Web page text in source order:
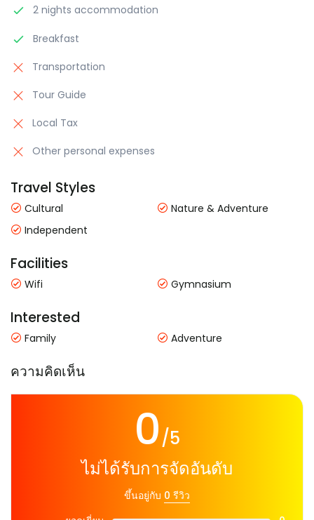
2 nights accommodation
Breakfast
Transportation
Tour Guide
Local Tax
Other personal expenses
Travel Styles
Cultural
Nature & Adventure
Independent
Facilities
Wifi Gymnasium
Interested
Family Adventure
ความคิดเห็น
0/5
ไม่ได้รับการจัดอันดับ
ขึ้นอยู่กับ 0 รีวิว